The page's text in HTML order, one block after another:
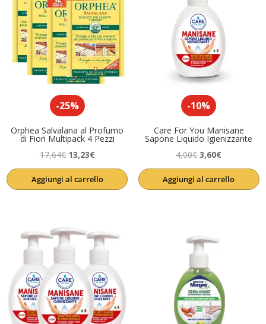
-25%
Orphea Salvalana al Profumo
di Fiori Multipack 4 Pezzi
17,64€ Il
prezzo
originale
13,23€Il
prezzo
attuale
Aggiungi al carrello
-10%
Care For You Manisane
Sapone Liquido Igienizzante
4,00€ Il
prezzo
originale
3,60€Il
prezzo
attuale
Aggiungi al carrello